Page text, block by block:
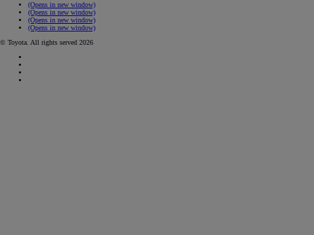
(Opens in new window)
(Opens in new window)
(Opens in new window)
(Opens in new window)
© Toyota. All rights served 2026